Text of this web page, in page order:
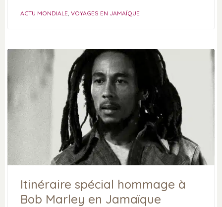
ACTU MONDIALE VOYAGES EN JAMAÏQUE
Itinéraire spécial hommage à
Bob Marley en Jamaïque